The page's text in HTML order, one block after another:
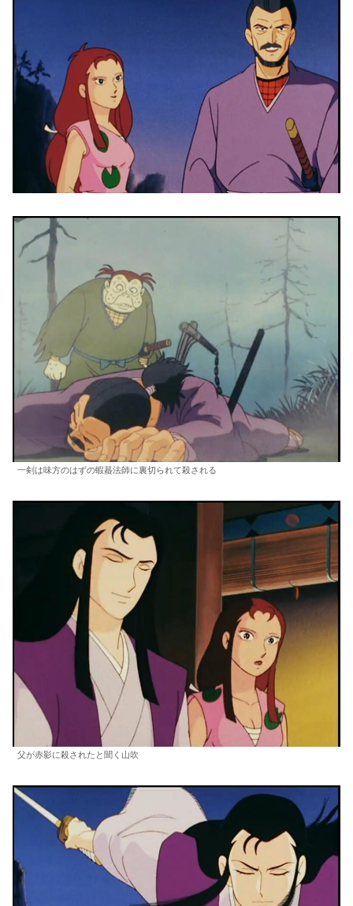
一剣は味方のはずの蝦蟇法師に裏切られて殺される
父が赤影に殺されたと聞く山吹